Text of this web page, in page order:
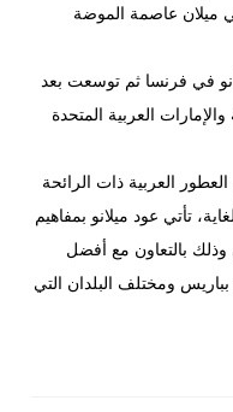
ميلان عاصمة الموضة
في فرنسا ثم توسعت بعد
العربية المتحدة
العطور العربية ذات الرائحة
تأتي عود ميلانو بمفاهيم
بالتعاون مع أفضل
ومختلف البلدان التي